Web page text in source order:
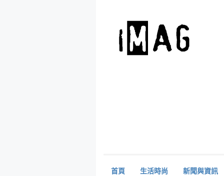
首頁 生活時尚 新聞與資訊